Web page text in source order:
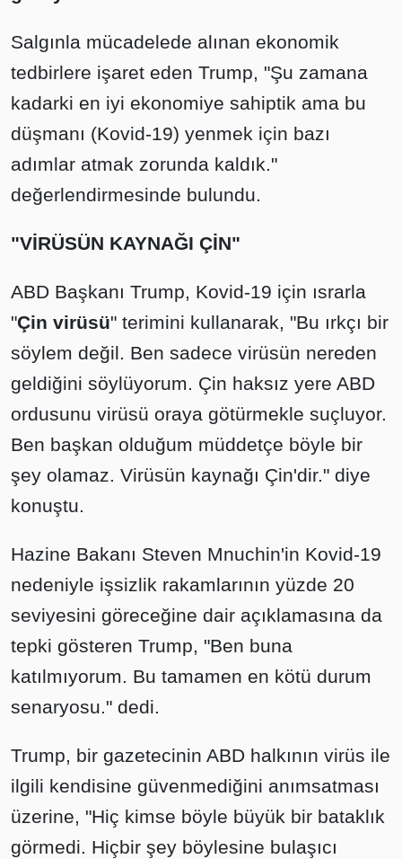
Salgınla mücadelede alınan ekonomik
tedbirlere işaret eden Trump, "Şu zamana
kadarki en iyi ekonomiye sahiptik ama bu
düşmanı (Kovid-19) yenmek için bazı
adımlar atmak zorunda kaldık."
değerlendirmesinde bulundu.
"VİRÜSÜN KAYNAĞI ÇİN"
ABD Başkanı Trump, Kovid-19 için ısrarla
"Çin virüsü" terimini kullanarak, "Bu ırkçı bir
söylem değil. Ben sadece virüsün nereden
geldiğini söylüyorum. Çin haksız yere ABD
ordusunu virüsü oraya götürmekle suçluyor.
Ben başkan olduğum müddetçe böyle bir
şey olamaz. Virüsün kaynağı Çin'dir." diye
konuştu.
Hazine Bakanı Steven Mnuchin'in Kovid-19
nedeniyle işsizlik rakamlarının yüzde 20
seviyesini göreceğine dair açıklamasına da
tepki gösteren Trump, "Ben buna
katılmıyorum. Bu tamamen en kötü durum
senaryosu." dedi.
Trump, bir gazetecinin ABD halkının virüs ile
ilgili kendisine güvenmediğini anımsatması
üzerine, "Hiç kimse böyle büyük bir bataklık
görmedi. Hiçbir şey böylesine bulaşıcı